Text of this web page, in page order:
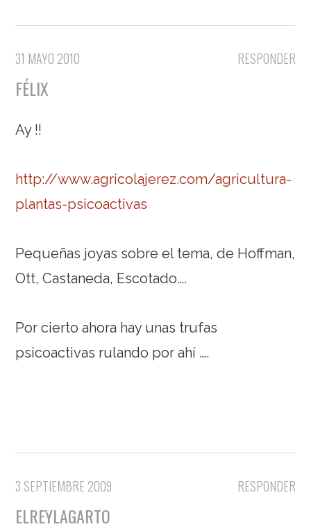
RESPONDER
31 MAYO 2010
FÉLIX
Ay !!
http://www.agricolajerez.com/agricultura-
plantas-psicoactivas
Pequeñas joyas sobre el tema, de Hoffman,
Ott, Castaneda, Escotado….
Por cierto ahora hay unas trufas
psicoactivas rulando por ahí ….
RESPONDER
3 SEPTIEMBRE 2009
ELREYLAGARTO